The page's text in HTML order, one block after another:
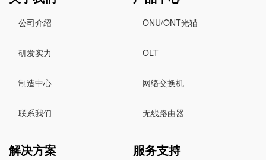
公司介绍
研发实力
制造中心
联系我们
ONU/ONT光猫
OLT
网络交换机
无线路由器
解决方案 服务支持